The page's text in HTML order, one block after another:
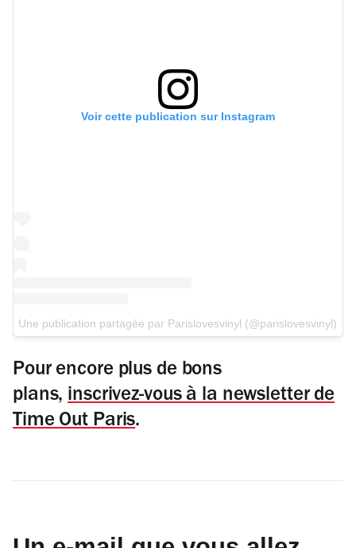
Voir cette publication sur Instagram
Une publication partagée par Parislovesvinyl (@parislovesvinyl)
Pour encore plus de bons
plans,inscrivez-vous à la newsletter de
Time Out Paris.